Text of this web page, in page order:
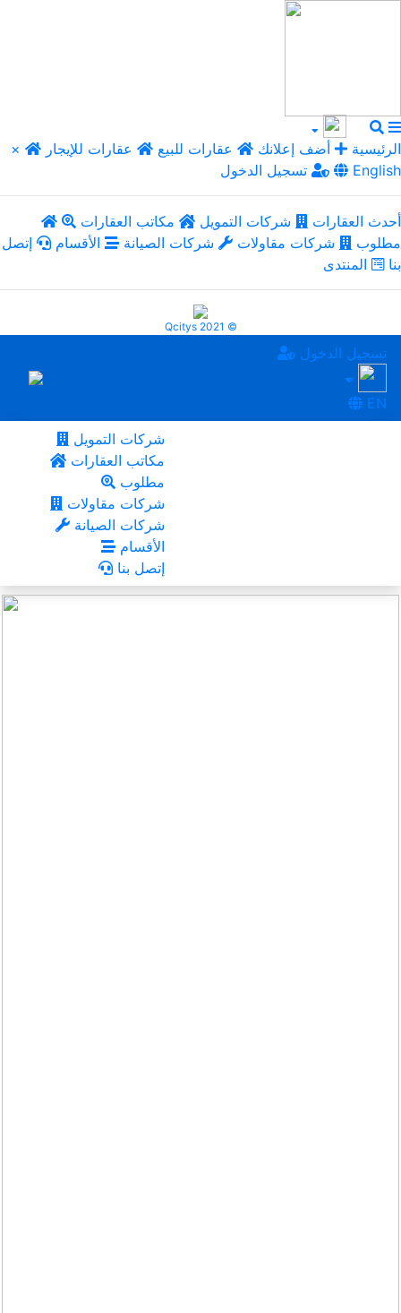
× الرئيسية أضف إعلانك عقارات للبيع
عقارات للإيجار
تسجيل الدخول
English
أحدث العقارات شركات التمويل
مكاتب العقارات
مطلوب
شركات مقاولات شركات الصيانة الأقسام
إتصل
بنا
المنتدى
Qcitys 2021 ©
تسجيل الدخول
EN
شركات التمويل
مكاتب العقارات
مطلوب
شركات مقاولات
شركات الصيانة
الأقسام
إتصل بنا